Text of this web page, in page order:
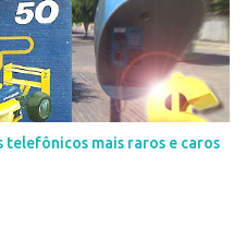
telefônicos mais raros e caros